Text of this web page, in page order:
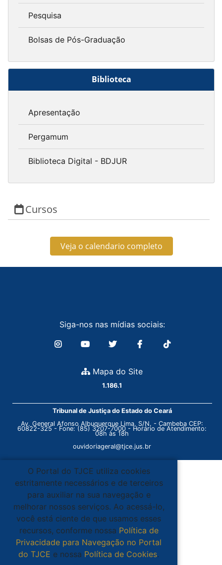
Pesquisa
Bolsas de Pós-Graduação
Biblioteca
Apresentação
Pergamum
Biblioteca Digital - BDJUR
Cursos
Veja o calendario completo
Siga-nos nas mídias sociais:
Mapa do Site
1.186.1
Tribunal de Justiça do Estado do Ceará
Av. General Afonso Albuquerque Lima, S/N. - Cambeba CEP:
60822-325 - Fone: (85) 3207-7000 - Horário de Atendimento:
08h às 18h
ouvidoriageral@tjce.jus.br
O Portal do TJCE utiliza cookies
estritamente necessários e de terceiros
para auxiliar na sua navegação e
melhorar nossos serviços. Ao acessá-lo,
você está ciente de que usamos esses
recursos, conforme nossa Política de
Privacidade para Navegação no Portal
do TJCE e nossa Política de Cookies.